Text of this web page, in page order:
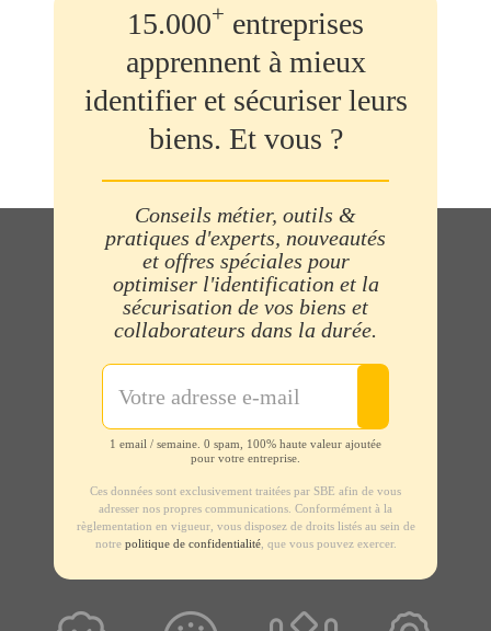
15.000+ entreprises
apprennent à mieux
identifier et sécuriser leurs
biens. Et vous ?
Conseils métier, outils &
pratiques d'experts, nouveautés
et offres spéciales pour
optimiser l'identification et la
sécurisation de vos biens et
collaborateurs dans la durée.
1 email / semaine. 0 spam, 100% haute valeur ajoutée
pour votre entreprise.
Ces données sont exclusivement traitées par SBE afin de vous
adresser nos propres communications. Conformément à la
règlementation en vigueur, vous disposez de droits listés au sein de
notre politique de confidentialité, que vous pouvez exercer.